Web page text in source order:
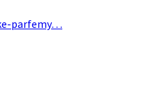
parfemy…